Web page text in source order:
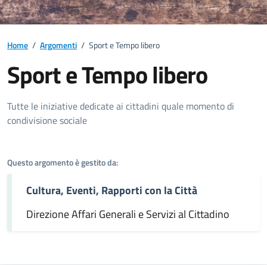
Home / Argomenti / Sport e Tempo libero
Sport e Tempo libero
Dettagli dell'argomento
Tutte le iniziative dedicate ai cittadini quale momento di
condivisione sociale
Questo argomento è gestito da:
Cultura, Eventi, Rapporti con la Città
Direzione Affari Generali e Servizi al Cittadino